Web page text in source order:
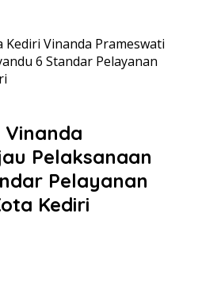
Kediri Vinanda Prameswati
6 Standar Pelayanan
Vinanda
Pelaksanaan
Pelayanan
Kediri